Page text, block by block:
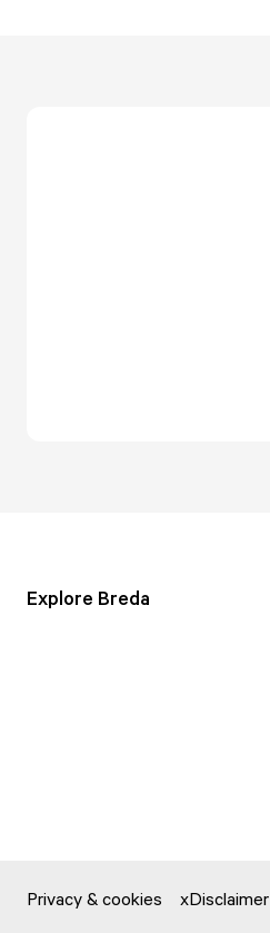
Explore Breda
Privacy & cookies Disclaimer